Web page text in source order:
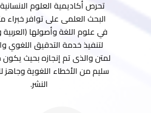
تحرص أكاديمية العلوم
البحث العلمى على توافر
في علوم اللغة وأصولها (العربية
لتنفيذ خدمة التدقيق اللغوي
لمتن والذى تم إنجازه بحيث
سليم من الأخطاء اللغوية وجاهز
النشر.